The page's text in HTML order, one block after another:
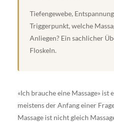
Tiefengewebe,
Triggerpunkt, welche
Anliegen? Ein sachlicher
Floskeln.
«Ich brauche eine Massage» ist
meistens der Anfang einer
Massage ist nicht gleich